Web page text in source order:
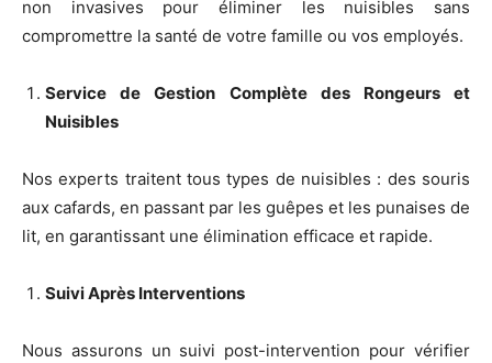
non invasives pour éliminer les nuisibles sans
compromettre la santé de votre famille ou vos employés.
Service de Gestion Complète des Rongeurs et
Nuisibles
Nos experts traitent tous types de nuisibles : des souris
aux cafards, en passant par les guêpes et les punaises de
lit, en garantissant une élimination efficace et rapide.
Suivi Après Interventions
Nous assurons un suivi post-intervention pour vérifier